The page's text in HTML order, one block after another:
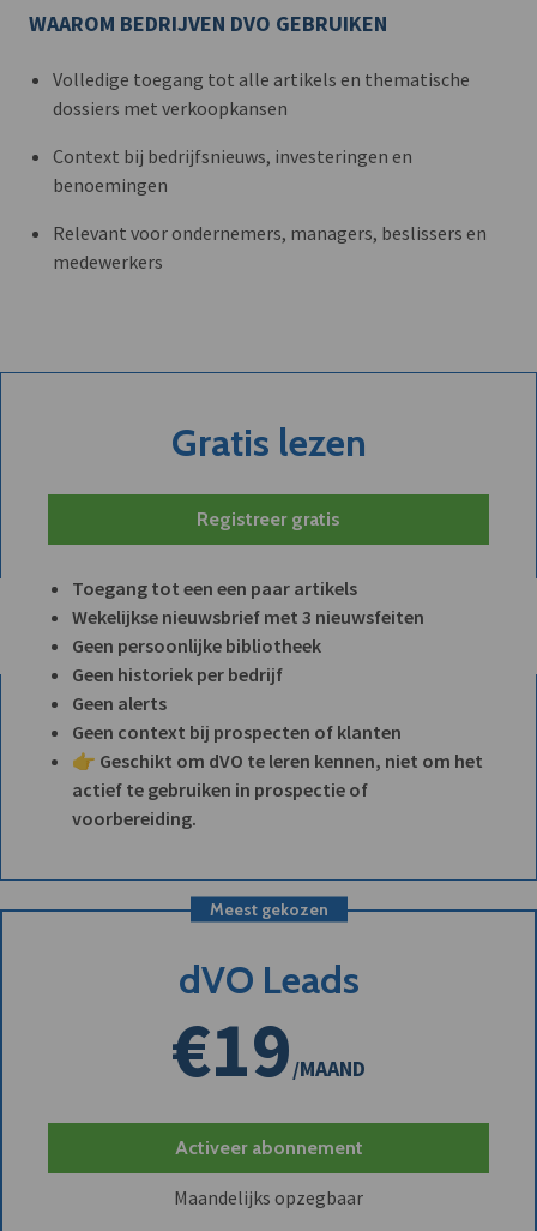
WAAROM BEDRIJVEN DVO GEBRUIKEN
Volledige toegang tot alle artikels en thematische
dossiers met verkoopkansen
Context bij bedrijfsnieuws, investeringen en
benoemingen
Relevant voor ondernemers, managers, beslissers en
medewerkers
Gratis lezen
Registreer gratis
Toegang tot een een paar artikels
Wekelijkse nieuwsbrief met 3 nieuwsfeiten
Geen persoonlijke bibliotheek
Geen historiek per bedrijf
Geen alerts
Geen context bij prospecten of klanten
👉 Geschikt om dVO te leren kennen, niet om het
actief te gebruiken in prospectie of
voorbereiding.
Meest gekozen
dVO Leads
€19/MAAND
Activeer abonnement
Maandelijks opzegbaar